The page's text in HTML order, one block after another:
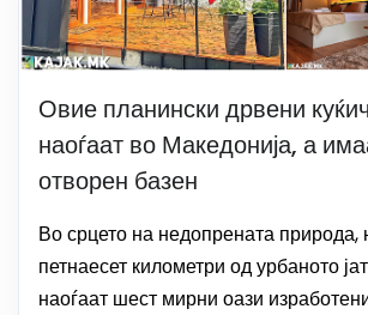
Овие планински дрвени
наоѓаат во Македонија, а
отворен базен
Во срцето на недопрената природа,
петнаесет километри од урбаното
наоѓаат шест мирни оази